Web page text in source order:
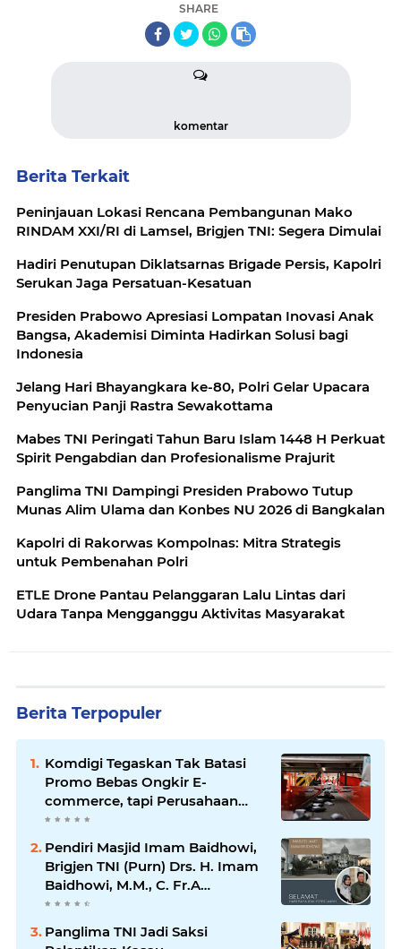
SHARE
komentar
Berita Terkait
Peninjauan Lokasi Rencana Pembangunan Mako
RINDAM XXI/RI di Lamsel, Brigjen TNI: Segera Dimulai
Hadiri Penutupan Diklatsarnas Brigade Persis, Kapolri
Serukan Jaga Persatuan-Kesatuan
Presiden Prabowo Apresiasi Lompatan Inovasi Anak
Bangsa, Akademisi Diminta Hadirkan Solusi bagi
Indonesia
Jelang Hari Bhayangkara ke-80, Polri Gelar Upacara
Penyucian Panji Rastra Sewakottama
Mabes TNI Peringati Tahun Baru Islam 1448 H Perkuat
Spirit Pengabdian dan Profesionalisme Prajurit
Panglima TNI Dampingi Presiden Prabowo Tutup
Munas Alim Ulama dan Konbes NU 2026 di Bangkalan
Kapolri di Rakorwas Kompolnas: Mitra Strategis
untuk Pembenahan Polri
ETLE Drone Pantau Pelanggaran Lalu Lintas dari
Udara Tanpa Mengganggu Aktivitas Masyarakat
Berita Terpopuler
Komdigi Tegaskan Tak Batasi
Promo Bebas Ongkir E-
commerce, tapi Perusahaan
Kurir
Pendiri Masjid Imam Baidhowi,
Brigjen TNI (Purn) Drs. H. Imam
Baidhowi, M.M., C. Fr.A
Mengucapkan Selamat Idul Fitri
Panglima TNI Jadi Saksi